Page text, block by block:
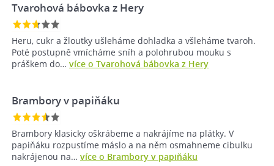
Tvarohová bábovka z Hery
Heru, cukr a žloutky ušleháme dohladka a všleháme tvaroh.
Poté postupně vmícháme sníh a polohrubou mouku s
práškem do… více o Tvarohová bábovka z Hery
Brambory v papiňáku
Brambory klasicky oškrábeme a nakrájíme na plátky. V
papiňáku rozpustíme máslo a na něm osmahneme cibulku
nakrájenou na… více o Brambory v papiňáku